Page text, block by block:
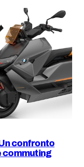
confronto
commuting